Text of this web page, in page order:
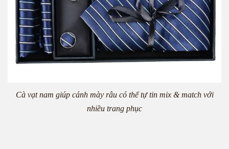
Cà vạt nam giúp cánh mày râu có thể tự tin mix & match với
nhiều trang phục